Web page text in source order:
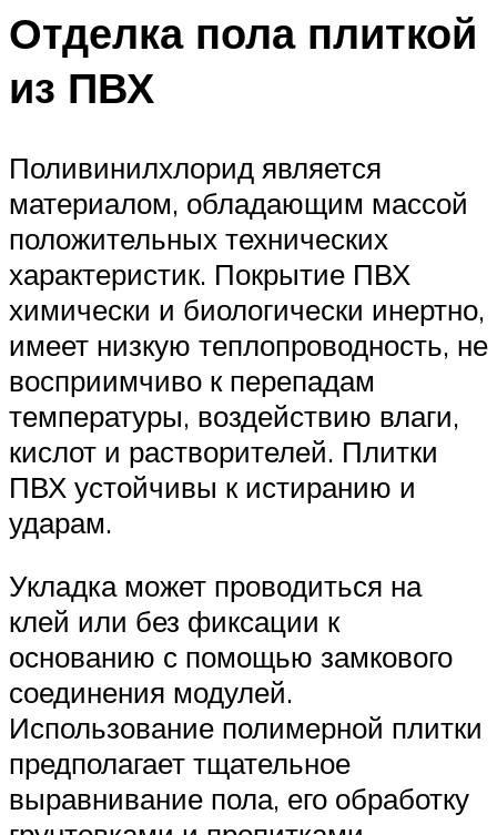
Отделка пола плиткой
из ПВХ
Поливинилхлорид является
материалом, обладающим массой
положительных технических
характеристик. Покрытие ПВХ
химически и биологически инертно,
имеет низкую теплопроводность, не
восприимчиво к перепадам
температуры, воздействию влаги,
кислот и растворителей. Плитки
ПВХ устойчивы к истиранию и
ударам.
Укладка может проводиться на
клей или без фиксации к
основанию с помощью замкового
соединения модулей.
Использование полимерной плитки
предполагает тщательное
выравнивание пола, его обработку